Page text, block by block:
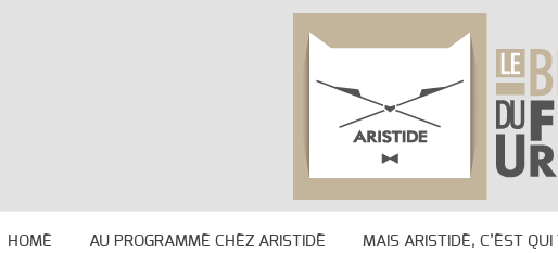
HOME AU PROGRAMME CHEZ ARISTIDE MAIS ARISTIDE, C’EST QUI